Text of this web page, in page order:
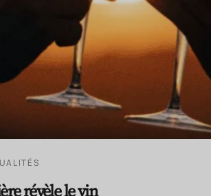
révèle le vin